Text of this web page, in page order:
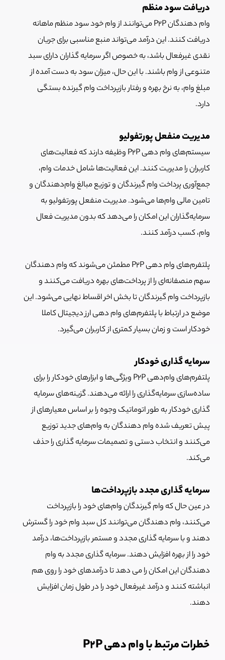
دریافت سود منظم
وام دهندگان P2P می‌توانند از وام خود سود منظم ماهانه
دریافت کنند. این درآمد می‌تواند منبع مناسبی برای جریان
نقدی غیرفعال باشد، به خصوص اگر سرمایه گذاران دارای سبد
متنوعی از وام باشند. با این حال، میزان سود به دست آمده از
مبلغ وام، به نرخ بهره و رفتار بازپرداخت وام گیرنده بستگی
دارد.
مدیریت منفعل پورتفولیو
سیستم‌های وام دهی P2P وظیفه دارند که فعالیت‌های
کاربران را مدیریت کنند. این فعالیت‌ها شامل خدمات وام،
جمع‌آوری پرداخت وام گیرندگان و توزیع مبالغ وام‌دهندگان و
تامین مالی وام‌ها می‌شود. مدیریت منفعل پورتفولیو به
سرمایه‌گذاران این امکان را می‌دهد که بدون مدیریت فعال
وام، کسب درآمد کنند.
پلتفرم‌های وام دهی P2P مطمئن می‌شوند که وام دهندگان
سهم منصفانه‌ای را از پرداخت‌های بهره دریافت می‌کنند و
بازپرداخت وام گیرندگان تا بخش اخر اقساط نهایی می‌شود. این
موضع در ارتباط با پلتفرم‌های وام دهی ارز دیجیتال کاملا
خودکار است و زمان بسیار کمتری از کاربران می‌گیرد.
سرمایه گذاری خودکار
پلتفرم‌های وام‌دهی P2P ویژگی‌ها و ابزارهای خودکار را برای
ساده‌سازی سرمایه‌گذاری را ارائه می‌دهند. گزینه‌های سرمایه
گذاری خودکار به طور اتوماتیک وجوه را بر اساس معیارهای از
پیش تعریف شده وام دهندگان به وام‌های جدید توزیع
می‌کنند و انتخاب دستی و تصمیمات سرمایه گذاری را حذف
می‌کند.
سرمایه گذاری مجدد بازپرداخت‌ها
در عین حال که وام گیرندگان وام‌های خود را بازپرداخت
می‌کنند، وام دهندگان می‌توانند کل سبد وام خود را گسترش
دهند و با سرمایه گذاری مجدد و مستمر بازپرداخت‌ها، درآمد
خود را از بهره افزایش دهند. سرمایه گذاری مجدد به وام
دهندگان این امکان را می دهد تا درآمدهای خود را روی هم
انباشته کنند و درآمد غیرفعال خود را در طول زمان افزایش
دهند.
خطرات مرتبط با وام دهی P2P